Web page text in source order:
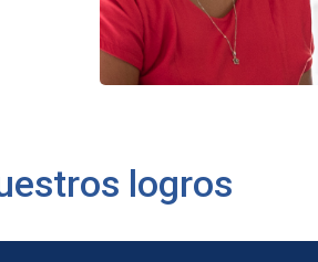
logros